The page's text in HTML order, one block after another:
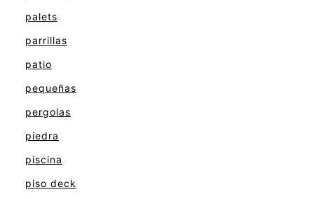
palets
parrillas
patio
pequeñas
pergolas
piedra
piscina
piso deck